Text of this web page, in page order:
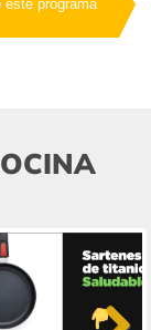
programa